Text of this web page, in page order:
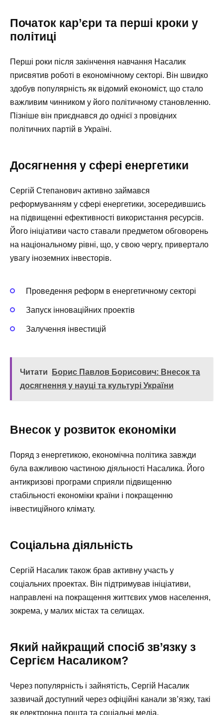
Початок кар’єри та перші кроки у
політиці
Перші роки після закінчення навчання Насалик
присвятив роботі в економічному секторі. Він швидко
здобув популярність як відомий економіст, що стало
важливим чинником у його політичному становленню.
Пізніше він приєднався до однієї з провідних
політичних партій в Україні.
Досягнення у сфері енергетики
Сергій Степанович активно займався
реформуванням у сфері енергетики, зосередившись
на підвищенні ефективності використання ресурсів.
Його ініціативи часто ставали предметом обговорень
на національному рівні, що, у свою чергу, привертало
увагу іноземних інвесторів.
Проведення реформ в енергетичному секторі
Запуск інноваційних проектів
Залучення інвестицій
Читати
Борис Павлов Борисович: Внесок та
досягнення у науці та культурі України
Внесок у розвиток економіки
Поряд з енергетикою, економічна політика завжди
була важливою частиною діяльності Насалика. Його
антикризові програми сприяли підвищенню
стабільності економіки країни і покращенню
інвестиційного клімату.
Соціальна діяльність
Сергій Насалик також брав активну участь у
соціальних проектах. Він підтримував ініціативи,
направлені на покращення життєвих умов населення,
зокрема, у малих містах та селищах.
Який найкращий спосіб зв’язку з
Сергієм Насаликом?
Через популярність і зайнятість, Сергій Насалик
зазвичай доступний через офіційні канали зв’язку, такі
як електронна пошта та соціальні медіа.